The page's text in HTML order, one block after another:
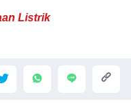
Listrik